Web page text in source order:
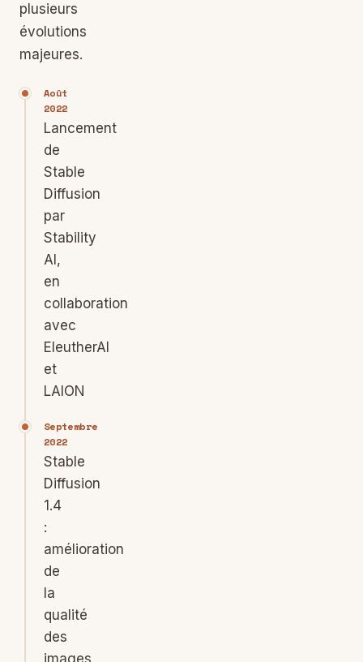
plusieurs
évolutions
majeures.
Août
2022
Lancement
de
Stable
Diffusion
par
Stability
AI,
en
collaboration
avec
EleutherAI
et
LAION
Septembre
2022
Stable
Diffusion
1.4
:
amélioration
de
la
qualité
des